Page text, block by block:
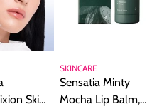
Skin
SKINCARE
Sensatia Minty
Mocha Lip Balm,